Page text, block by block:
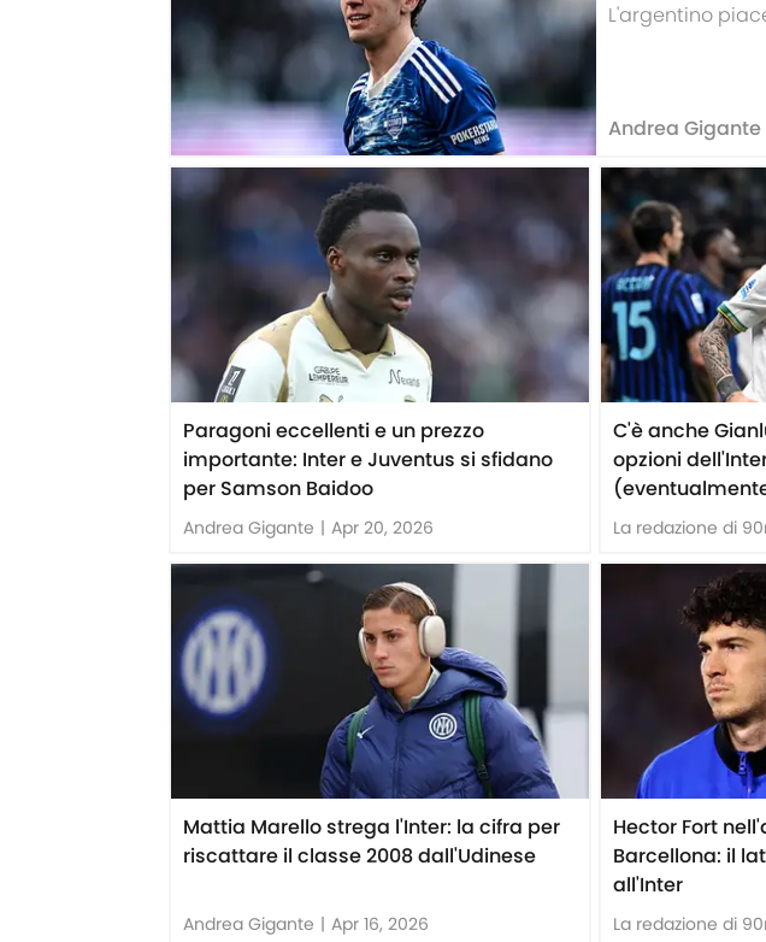
L'argentino
Andrea Gigante
Paragoni eccellenti e un prezzo
importante: Inter e Juventus si sfidano
per Samson Baidoo
Andrea Gigante | Apr 20, 2026
C'è anche
opzioni
La redazione di
Mattia Marello strega l'Inter: la cifra per
riscattare il classe 2008 dall'Udinese
Andrea Gigante | Apr 16, 2026
Hector Fort
Barcellona: il
all'Inter
La redazione di